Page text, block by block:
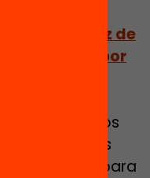
con la voz de
la OCDE por
que tiene
ámbitos en los
actuar para